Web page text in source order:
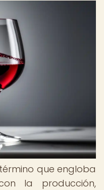
que engloba
la producción,